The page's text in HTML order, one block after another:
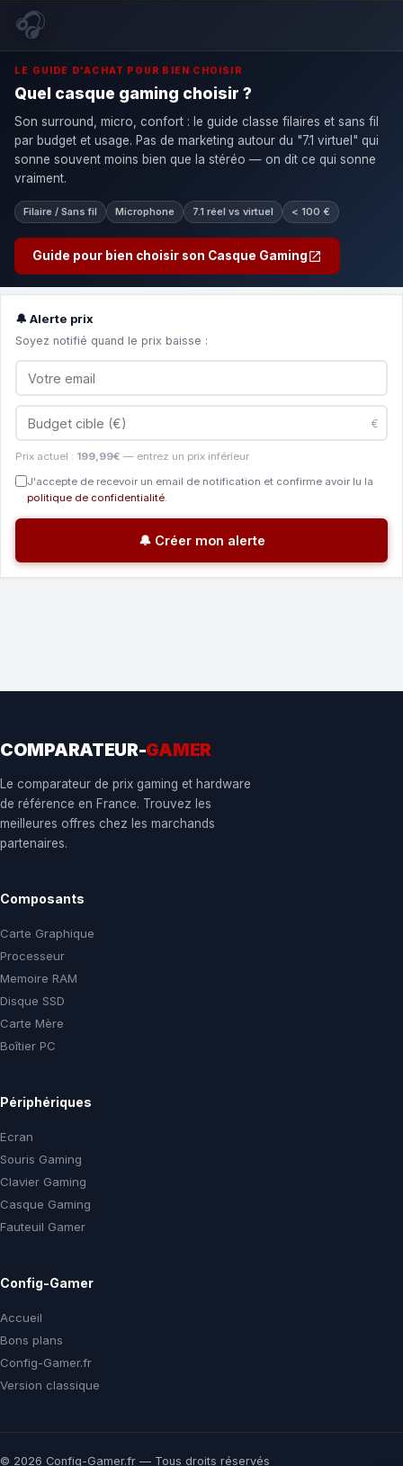
🎧
LE GUIDE D'ACHAT POUR BIEN CHOISIR
Quel casque gaming choisir ?
Son surround, micro, confort : le guide classe filaires et sans fil
par budget et usage. Pas de marketing autour du "7.1 virtuel" qui
sonne souvent moins bien que la stéréo — on dit ce qui sonne
vraiment.
Filaire / Sans fil Microphone 7.1 réel vs virtuel < 100 €
Guide pour bien choisir son Casque Gaming
🔔 Alerte prix
Soyez notifié quand le prix baisse :
€
Prix actuel : 199,99€ — entrez un prix inférieur
J'accepte de recevoir un email de notification et confirme avoir lu la
politique de confidentialité.
🔔 Créer mon alerte
COMPARATEUR-GAMER
Le comparateur de prix gaming et hardware
de référence en France. Trouvez les
meilleures offres chez les marchands
partenaires.
Composants
Carte Graphique
Processeur
Memoire RAM
Disque SSD
Carte Mère
Boîtier PC
Périphériques
Ecran
Souris Gaming
Clavier Gaming
Casque Gaming
Fauteuil Gamer
Config-Gamer
Accueil
Bons plans
Config-Gamer.fr
Version classique
© 2026 Config-Gamer.fr — Tous droits réservés